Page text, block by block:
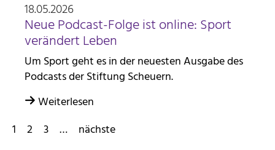
18.05.2026
Neue Podcast-Folge ist online: Sport
verändert Leben
Um Sport geht es in der neuesten Ausgabe des
Podcasts der Stiftung Scheuern.
Weiterlesen
1
2 3 … nächste